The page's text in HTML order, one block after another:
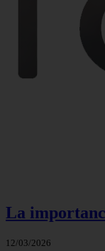
La
12/03/2026